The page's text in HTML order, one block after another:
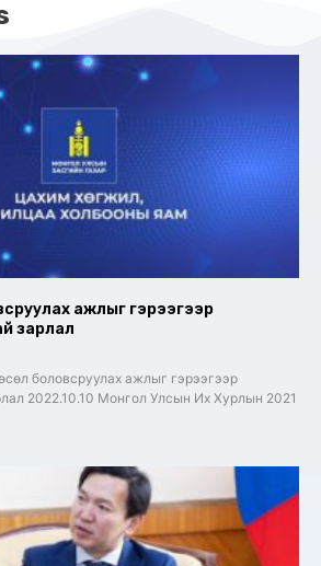
ажлыг гэрээгээр
зарлал
боловсруулах ажлыг гэрээгээр
2022.10.10 Монгол Улсын Их Хурлын 2021